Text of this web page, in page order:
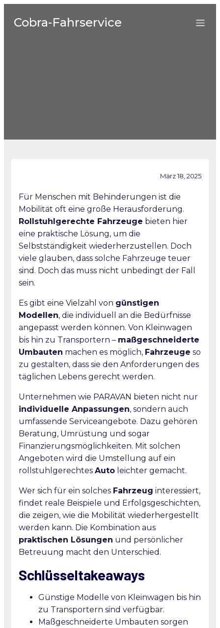
Cobra-Fahrservice
März 18, 2025
Für Menschen mit Behinderungen ist die
Mobilität oft eine große Herausforderung.
Rollstuhlgerechte Fahrzeuge bieten hier
eine praktische Lösung, um die
Selbstständigkeit wiederherzustellen. Doch
viele glauben, dass solche Fahrzeuge teuer
sind. Doch das muss nicht unbedingt der Fall
sein.
Es gibt eine Vielzahl von günstigen
Modellen, die individuell an die Bedürfnisse
angepasst werden können. Von Kleinwagen
bis hin zu Transportern – maßgeschneiderte
Umbauten machen es möglich, Fahrzeuge so
zu gestalten, dass sie den Anforderungen des
täglichen Lebens gerecht werden.
Unternehmen wie PARAVAN bieten nicht nur
individuelle Anpassungen, sondern auch
umfassende Serviceangebote. Dazu gehören
Beratung, Umrüstung und sogar
Finanzierungsmöglichkeiten. Mit solchen
Angeboten wird die Umstellung auf ein
rollstuhlgerechtes Auto leichter gemacht.
Wer sich für ein solches Fahrzeug interessiert,
findet reale Beispiele und Erfolgsgeschichten,
die zeigen, wie die Mobilität wiederhergestellt
werden kann. Die Kombination aus
praktischen Lösungen und persönlicher
Betreuung macht den Unterschied.
Schlüsseltakeaways
Günstige Modelle von Kleinwagen bis hin
zu Transportern sind verfügbar.
Maßgeschneiderte Umbauten sorgen